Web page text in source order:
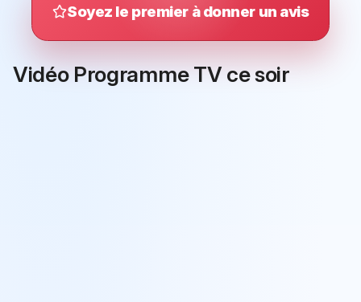
Soyez le premier à donner un avis
Vidéo Programme TV ce soir